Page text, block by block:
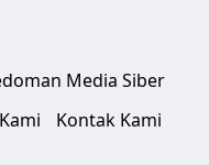
Media Siber
Kontak Kami